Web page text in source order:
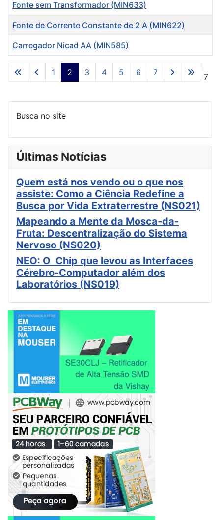
Artigos
Fonte sem Transformador (MIN633)
Fonte de Corrente Constante de 2 A (MIN622)
Carregador Nicad AA (MIN585)
Página 2 de 7
1 2 3 4 5 6 7
Busca no site
Últimas Notícias
Quem está nos vendo ou o que nos
assiste: Como a Ciência Redefine a
Busca por Vida Extraterrestre (NS021)
Mapeando a Mente da Mosca-da-
Fruta: Descentralização do Sistema
Nervoso (NS020)
NEO: O Chip que levou as Interfaces
Cérebro-Computador além dos
Laboratórios (NS019)